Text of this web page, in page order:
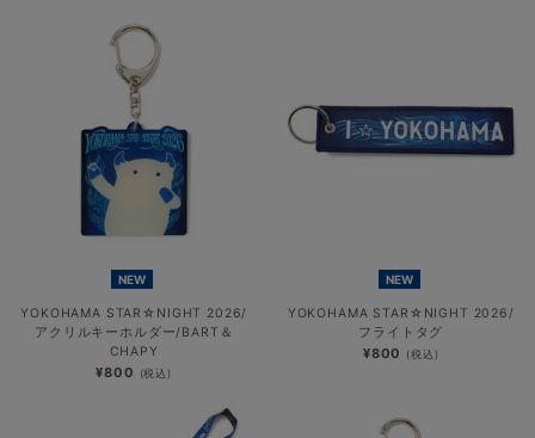
NEW
YOKOHAMA STAR☆NIGHT 2026/
アクリルキーホルダー/BART＆
CHAPY
¥800 (税込)
NEW
YOKOHAMA STAR☆NIGHT 2026/
フライトタグ
¥800 (税込)